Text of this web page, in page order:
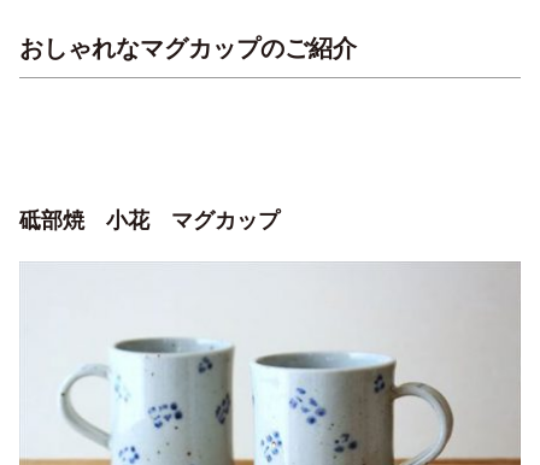
おしゃれなマグカップのご紹介
砥部焼 小花 マグカップ